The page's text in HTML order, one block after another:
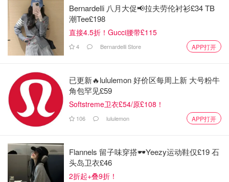
Baby春节喜气洋洋版 13 查看原帖
-今年春晚邓超能控制住自己吗？ -不能，超哥今年依旧稳定
我觉得他和大张伟大老师绝对可以闹到一起去。。。 CCTV
春晚 - YouTube
...
春晚一定要催一下泪才算完整吗？！
Bernardelli 八月大促📢拉夫劳伦衬衫£34 TB
潮Tee£198
直接4.5折！Gucci腰带£115
4 Bernardelli Store APP打开
已更新🔥lululemon 好价区每周上新 大号粉牛
角包罕见£59
Softstreme卫衣£54/原£108！
106 lululemon APP打开
Flannels 留子味穿搭🕶️Yeezy运动鞋仅£19 石
头岛卫衣£46
2折起+叠9折！